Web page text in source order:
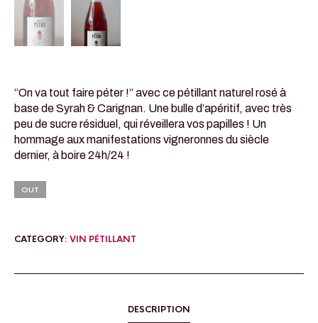
“On va tout faire péter !” avec ce pétillant naturel rosé à
base de Syrah & Carignan. Une bulle d’apéritif, avec très
peu de sucre résiduel, qui réveillera vos papilles ! Un
hommage aux manifestations vigneronnes du siècle
dernier, à boire 24h/24 !
OUT
CATEGORY: VIN PÉTILLANT
DESCRIPTION